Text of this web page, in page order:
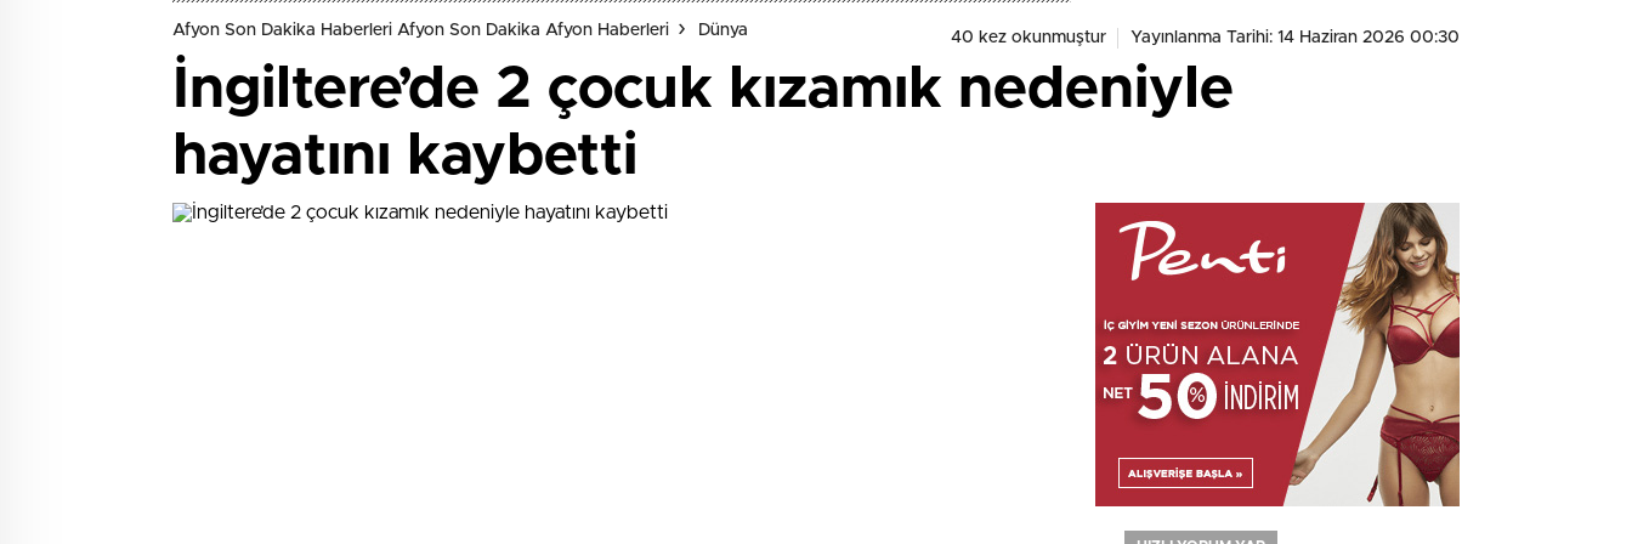
Afyon Son Dakika Haberleri Afyon Son Dakika Afyon Haberleri Dünya 40 kez okunmuştur Yayınlanma Tarihi: 14 Haziran 2026 00:30
İngiltere’de 2 çocuk kızamık nedeniyle
hayatını kaybetti